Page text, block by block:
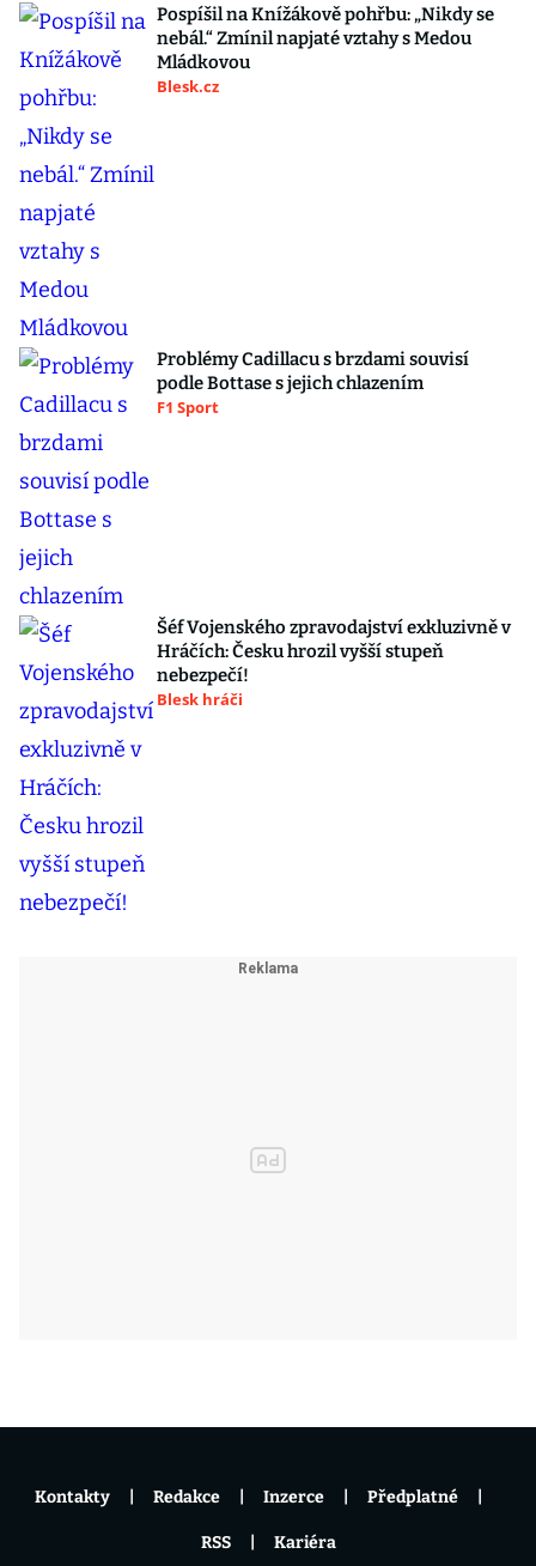
Pospíšil na Knížákově pohřbu: „Nikdy se
nebál.“ Zmínil napjaté vztahy s Medou
Mládkovou
Blesk.cz
Problémy Cadillacu s brzdami souvisí
podle Bottase s jejich chlazením
F1 Sport
Šéf Vojenského zpravodajství exkluzivně v
Hráčích: Česku hrozil vyšší stupeň
nebezpečí!
Blesk hráči
Kontakty Redakce Inzerce Předplatné
RSS Kariéra